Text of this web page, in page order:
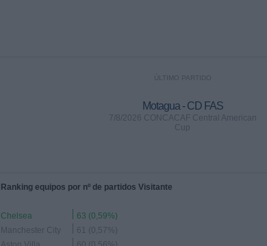
ÚLTIMO PARTIDO
Motagua - CD FAS
7/8/2026 CONCACAF Central American
Cup
Ranking equipos por nº de partidos Visitante
Chelsea
63 (0,59%)
Manchester City
61 (0,57%)